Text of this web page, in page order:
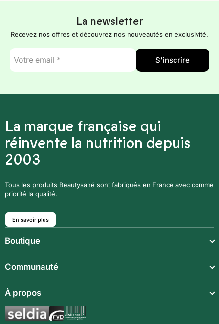
La newsletter
Recevez nos offres et découvrez nos nouveautés en exclusivité.
E-
mail
*
S'inscrire
La marque française qui
réinvente la nutrition depuis
2003
Tous les produits Beautysané sont fabriqués en France avec comme
priorité la qualité.
En savoir plus
Boutique
Compléments alimentaires
Boissons techniques
Communauté
À propos